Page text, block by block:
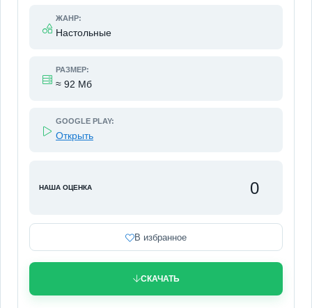
ЖАНР:
Настольные
РАЗМЕР:
≈ 92 Мб
GOOGLE PLAY:
Открыть
НАША ОЦЕНКА 0
В избранное
СКАЧАТЬ